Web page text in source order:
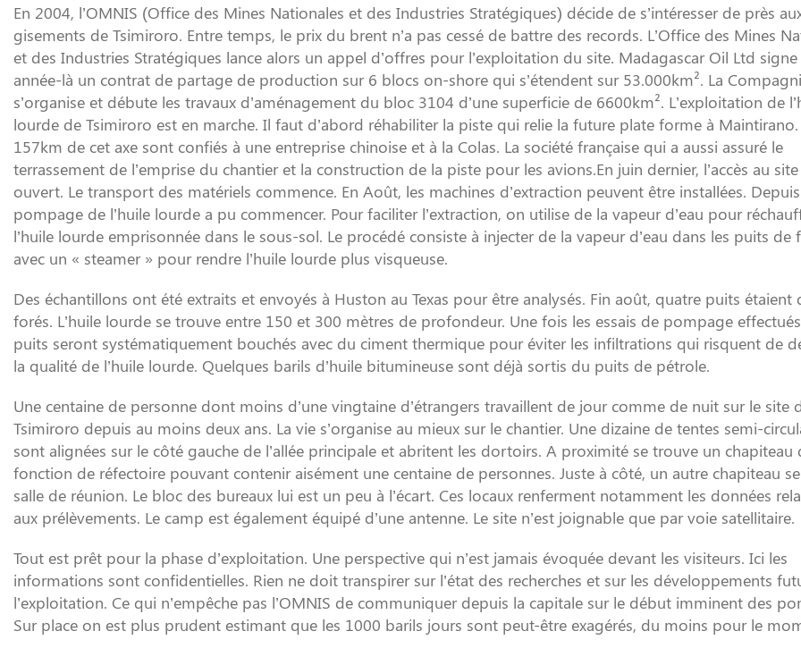
En 2004, l’OMNIS (Office des Mines Nationales et des Industries Stratégiques) décide de s’intéresser de près
gisements de Tsimiroro. Entre temps, le prix du brent n’a pas cessé de battre des records. L’Office des Mines
et des Industries Stratégiques lance alors un appel d’offres pour l’exploitation du site. Madagascar Oil Ltd
année-là un contrat de partage de production sur 6 blocs on-shore qui s’étendent sur 53.000km². La
s’organise et débute les travaux d’aménagement du bloc 3104 d’une superficie de 6600km². L’exploitation de
lourde de Tsimiroro est en marche. Il faut d’abord réhabiliter la piste qui relie la future plate forme à Maintirano.
157km de cet axe sont confiés à une entreprise chinoise et à la Colas. La société française qui a aussi assuré le
terrassement de l’emprise du chantier et la construction de la piste pour les avions.En juin dernier, l’accès au
ouvert. Le transport des matériels commence. En Août, les machines d’extraction peuvent être installées.
pompage de l’huile lourde a pu commencer. Pour faciliter l’extraction, on utilise de la vapeur d’eau pour
l’huile lourde emprisonnée dans le sous-sol. Le procédé consiste à injecter de la vapeur d’eau dans les puits de
avec un « steamer » pour rendre l’huile lourde plus visqueuse.
Des échantillons ont été extraits et envoyés à Huston au Texas pour être analysés. Fin août, quatre puits étaient
forés. L’huile lourde se trouve entre 150 et 300 mètres de profondeur. Une fois les essais de pompage
puits seront systématiquement bouchés avec du ciment thermique pour éviter les infiltrations qui risquent de
la qualité de l’huile lourde. Quelques barils d’huile bitumineuse sont déjà sortis du puits de pétrole.
Une centaine de personne dont moins d’une vingtaine d’étrangers travaillent de jour comme de nuit sur le site
Tsimiroro depuis au moins deux ans. La vie s’organise au mieux sur le chantier. Une dizaine de tentes semi-
sont alignées sur le côté gauche de l’allée principale et abritent les dortoirs. A proximité se trouve un chapiteau
fonction de réfectoire pouvant contenir aisément une centaine de personnes. Juste à côté, un autre chapiteau
salle de réunion. Le bloc des bureaux lui est un peu à l’écart. Ces locaux renferment notamment les données
aux prélèvements. Le camp est également équipé d’une antenne. Le site n’est joignable que par voie satellitaire.
Tout est prêt pour la phase d’exploitation. Une perspective qui n’est jamais évoquée devant les visiteurs. Ici les
informations sont confidentielles. Rien ne doit transpirer sur l’état des recherches et sur les développements
l’exploitation. Ce qui n’empêche pas l’OMNIS de communiquer depuis la capitale sur le début imminent des
Sur place on est plus prudent estimant que les 1000 barils jours sont peut-être exagérés, du moins pour le